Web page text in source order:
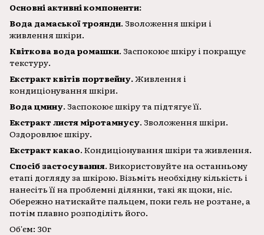
Основні активні компоненти:
Вода дамаської троянди. Зволоження шкіри і
живлення шкіри.
Квіткова вода ромашки. Заспокоює шкіру і покращує
текстуру.
Екстракт квітів портвейну. Живлення і
кондиціонування шкіри.
Вода цмину. Заспокоює шкіру та підтягує її.
Екстракт листя міротамнусу. Зволоження шкіри.
Оздоровлює шкіру.
Екстракт какао. Кондиціонування шкіри та живлення.
Спосіб застосування. Використовуйте на останньому
етапі догляду за шкірою. Візьміть необхідну кількість і
нанесіть її на проблемні ділянки, такі як щоки, ніс.
Обережно натискайте пальцем, поки гель не розтане, а
потім плавно розподіліть його.
Об'єм: 30г